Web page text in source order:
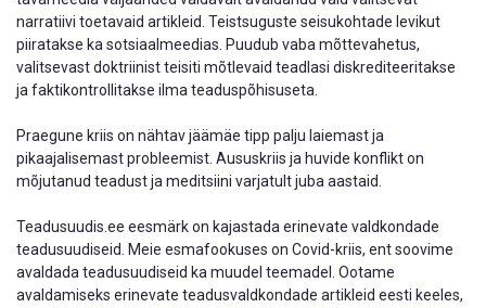
narratiivi toetavaid artikleid. Teistsuguste seisukohtade levikut
piiratakse ka sotsiaalmeedias. Puudub vaba mõttevahetus,
valitsevast doktriinist teisiti mõtlevaid teadlasi diskrediteeritakse
ja faktikontrollitakse ilma teaduspõhisuseta.
Praegune kriis on nähtav jäämäe tipp palju laiemast ja
pikaajalisemast probleemist. Aususkriis ja huvide konflikt on
mõjutanud teadust ja meditsiini varjatult juba aastaid.
Teadusuudis.ee eesmärk on kajastada erinevate valdkondade
teadusuudiseid. Meie esmafookuses on Covid-kriis, ent soovime
avaldada teadusuudiseid ka muudel teemadel. Ootame
avaldamiseks erinevate teadusvaldkondade artikleid eesti keeles,